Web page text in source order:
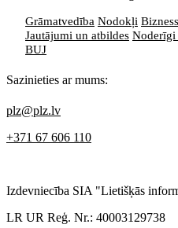
Grāmatvedība Nodokļi Bizness
Jautājumi un atbildes
BUJ
Sazinieties ar mums:
plz@plz.lv
+371 67 606 110
Izdevniecība SIA "Lietišķās
LR UR Reģ. Nr.: 40003129738